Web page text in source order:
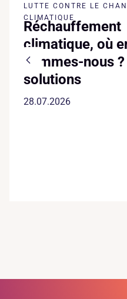
LUTTE CONTRE LE
CLIMATIQUE
Réchauffement
climatique, où
sommes-nous
solutions
28.07.2026